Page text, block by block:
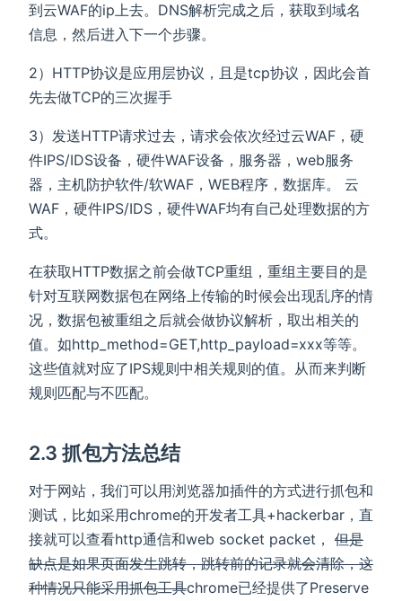
到云WAF的ip上去。DNS解析完成之后，获取到域名
信息，然后进入下一个步骤。
2）HTTP协议是应用层协议，且是tcp协议，因此会首
先去做TCP的三次握手
3）发送HTTP请求过去，请求会依次经过云WAF，硬
件IPS/IDS设备，硬件WAF设备，服务器，web服务
器，主机防护软件/软WAF，WEB程序，数据库。 云
WAF，硬件IPS/IDS，硬件WAF均有自己处理数据的方
式。
在获取HTTP数据之前会做TCP重组，重组主要目的是
针对互联网数据包在网络上传输的时候会出现乱序的情
况，数据包被重组之后就会做协议解析，取出相关的
值。如http_method=GET,http_payload=xxx等等。
这些值就对应了IPS规则中相关规则的值。从而来判断
规则匹配与不匹配。
2.3 抓包方法总结
对于网站，我们可以用浏览器加插件的方式进行抓包和
测试，比如采用chrome的开发者工具+hackerbar，直
接就可以查看http通信和web socket packet， 但是
缺点是如果页面发生跳转，跳转前的记录就会清除，这
种情况只能采用抓包工具chrome已经提供了Preserve